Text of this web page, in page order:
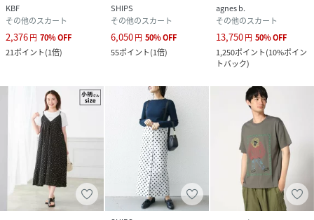
KBF
その他のスカート
2,376円 70%OFF
21ポイント(1倍)
SHIPS
その他のスカート
6,050円 50%OFF
55ポイント(1倍)
agnes b.
その他のスカート
13,750円 50%OFF
1,250ポイント(10%ポイン
トバック)